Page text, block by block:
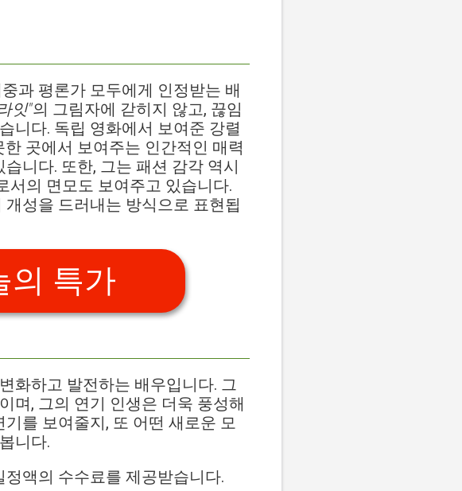
과 평론가 모두에게 인정받는 배
잇"의 그림자에 갇히지 않고, 끊임
니다. 독립 영화에서 보여준 강렬
곳에서 보여주는 인간적인 매력
니다. 또한, 그는 패션 감각 역시
서의 면모도 보여주고 있습니다.
성을 드러내는 방식으로 표현됩
의 특가
화하고 발전하는 배우입니다. 그
며, 그의 연기 인생은 더욱 풍성해
를 보여줄지, 또 어떤 새로운 모
니다.
액의 수수료를 제공받습니다.